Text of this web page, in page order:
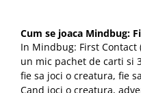
Cum se joaca Mindbug:
In Mindbug: First Contact
un mic pachet de carti si
fie sa joci o creatura, fie
Cand joci o creatura,